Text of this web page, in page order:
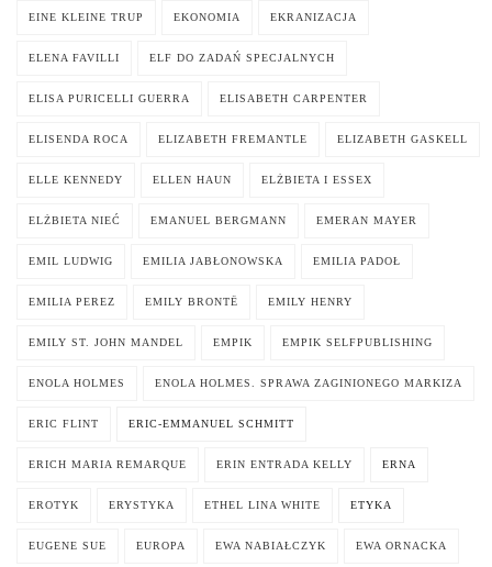
EINE KLEINE TRUP EKONOMIA EKRANIZACJA
ELENA FAVILLI ELF DO ZADAŃ SPECJALNYCH
ELISA PURICELLI GUERRA ELISABETH CARPENTER
ELISENDA ROCA ELIZABETH FREMANTLE ELIZABETH GASKELL
ELLE KENNEDY ELLEN HAUN ELŻBIETA I ESSEX
ELŻBIETA NIEĆ EMANUEL BERGMANN EMERAN MAYER
EMIL LUDWIG EMILIA JABŁONOWSKA EMILIA PADOŁ
EMILIA PEREZ EMILY BRONTË EMILY HENRY
EMILY ST. JOHN MANDEL EMPIK EMPIK SELFPUBLISHING
ENOLA HOLMES ENOLA HOLMES. SPRAWA ZAGINIONEGO MARKIZA
ERIC FLINT ERIC-EMMANUEL SCHMITT
ERICH MARIA REMARQUE ERIN ENTRADA KELLY ERNA
EROTYK ERYSTYKA ETHEL LINA WHITE ETYKA
EUGENE SUE EUROPA EWA NABIAŁCZYK EWA ORNACKA